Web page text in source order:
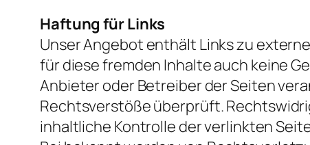
Haftung für Links
Unser Angebot enthält Links zu
für diese fremden Inhalte auch keine
Anbieter oder Betreiber der Seiten
Rechtsverstöße überprüft.
inhaltliche Kontrolle der verlinkten